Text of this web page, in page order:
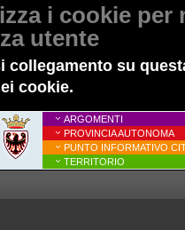
i cookie per
utente
collegamento su
cookie.
ARGOMENTI
PROVINCIA AUTONOMA
PUNTO INFORMATIVO
TERRITORIO